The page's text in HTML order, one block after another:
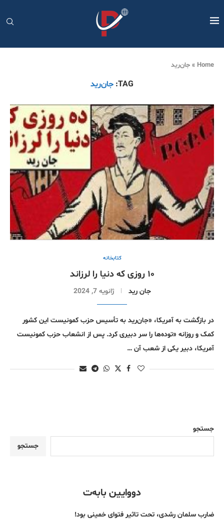
Home
» جان‌رید
TAG: جان‌رید
کتابخانە
١٠ روزی کە دنیا را لرزاند
جان‌ رید ژانویه 7, 2024
در بازگشت بە آمریکا، «جان‌رید بە تأسیس حزب کمونیست این کشور
کمک و روزانە «تودەها را سر دبیری کرد. پس از انشعاب حزب کمونیست
آمریکا، دبیر یکی از شعب آن …
جستجو
جستجو
دووایین بابەت
ضارب سلمان رشدی، تحت تاثیر فتوای خمینی بود!